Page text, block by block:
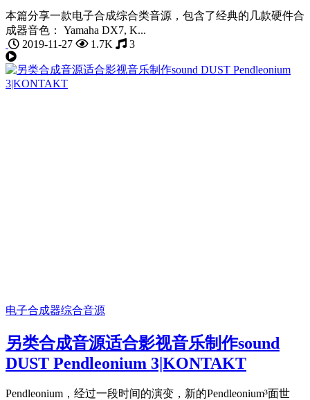
本篇分享一款电子合成综合类音源，包含了经典的几款硬件合
成器音色： Yamaha DX7, K...
2019-11-27
1.7K 3
电子合成器综合音源
另类合成音源适合影视音乐制作sound
DUST Pendleonium 3|KONTAKT
Pendleonium，经过一段时间的演变，新的Pendleonium³面世